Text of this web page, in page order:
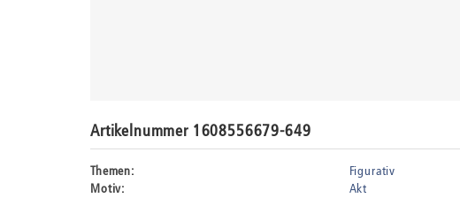
Artikelnummer 1608556679-649
Themen:
Figurativ
Motiv:
Akt